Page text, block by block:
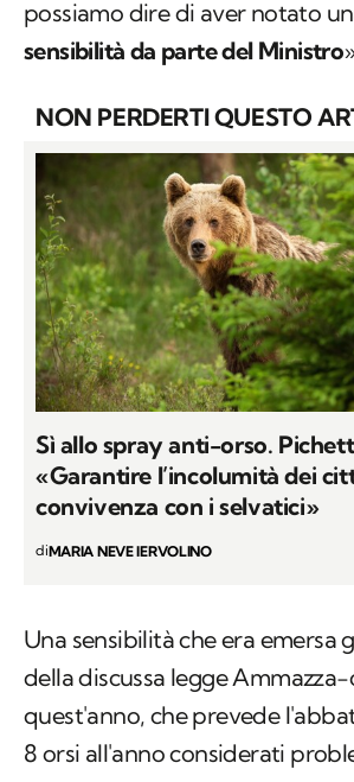
possiamo dire di aver notato
sensibilità da parte del Ministro
NON PERDERTI QUESTO
Sì allo spray anti-orso.
«Garantire l’incolumità dei
convivenza con i selvatici»
diMARIA NEVE IERVOLINO
Una sensibilità che era emersa
della discussa legge
quest'anno, che prevede
8 orsi all'anno considerati